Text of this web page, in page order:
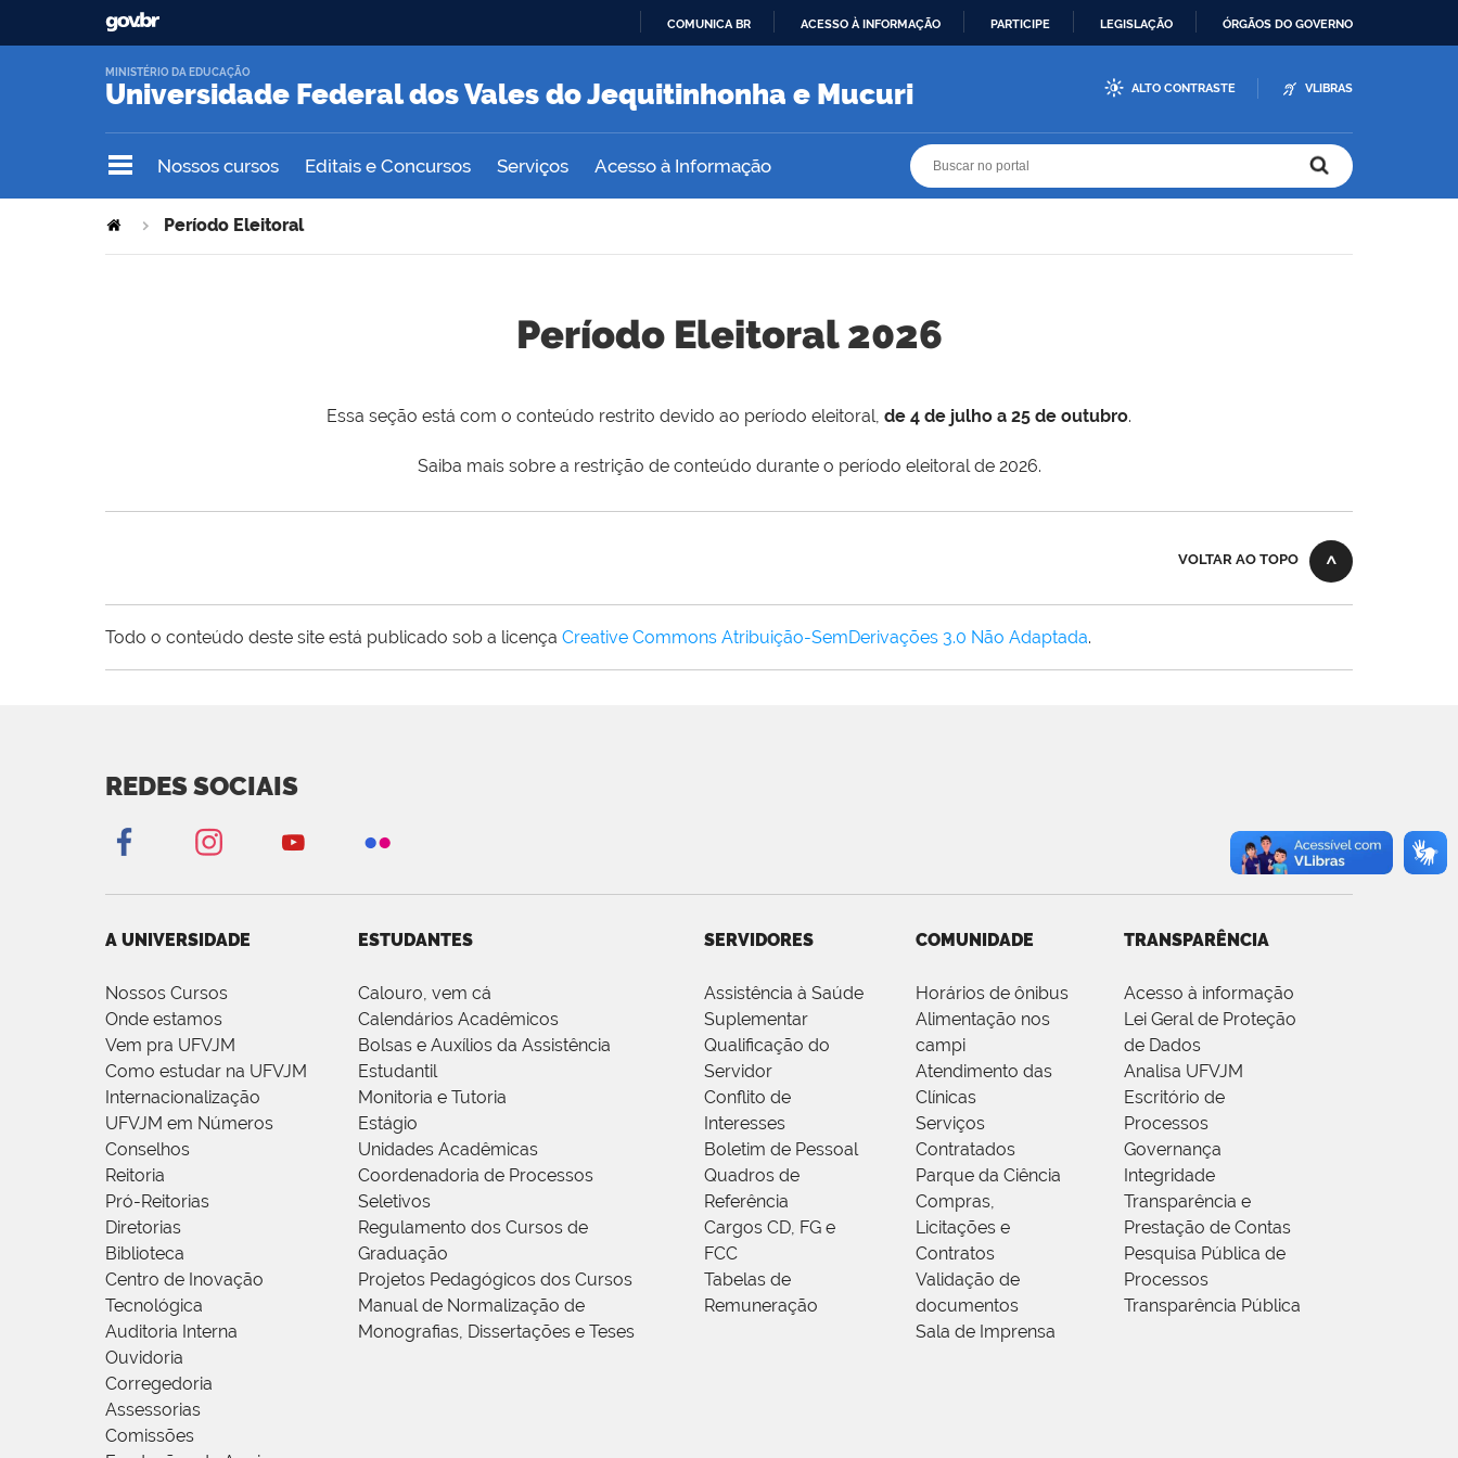
O
COMUNICA BR ACESSO À INFORMAÇÃO PARTICIPE LEGISLAÇÃO ÓRGÃOS DO GOVERNO
Universidade Federal dos Vales do Jequitinhonha e Mucuri
MINISTÉRIO DA EDUCAÇÃO
ALTO CONTRASTE VLIBRAS
Nossos cursos Editais e Concursos Serviços Acesso à Informação
Período Eleitoral
Período Eleitoral 2026
Essa seção está com o conteúdo restrito devido ao período eleitoral, de 4 de julho a 25 de outubro.
Saiba mais sobre a restrição de conteúdo durante o período eleitoral de 2026.
VOLTAR AO TOPO
Todo o conteúdo deste site está publicado sob a licença Creative Commons Atribuição-SemDerivações 3.0 Não Adaptada.
REDES SOCIAIS
A UNIVERSIDADE
Nossos Cursos
Onde estamos
Vem pra UFVJM
Como estudar na UFVJM
Internacionalização
UFVJM em Números
Conselhos
Reitoria
Pró-Reitorias
Diretorias
Biblioteca
Centro de Inovação
Tecnológica
Auditoria Interna
Ouvidoria
Corregedoria
Assessorias
Comissões
ESTUDANTES
Calouro, vem cá
Calendários Acadêmicos
Bolsas e Auxílios da Assistência
Estudantil
Monitoria e Tutoria
Estágio
Unidades Acadêmicas
Coordenadoria de Processos
Seletivos
Regulamento dos Cursos de
Graduação
Projetos Pedagógicos dos Cursos
Manual de Normalização de
Monografias, Dissertações e Teses
SERVIDORES
Assistência à Saúde
Suplementar
Qualificação do
Servidor
Conflito de
Interesses
Boletim de Pessoal
Quadros de
Referência
Cargos CD, FG e
FCC
Tabelas de
Remuneração
COMUNIDADE
Horários de ônibus
Alimentação nos
campi
Atendimento das
Clínicas
Serviços
Contratados
Parque da Ciência
Compras,
Licitações e
Contratos
Validação de
documentos
Sala de Imprensa
TRANSPARÊNCIA
Acesso à informação
Lei Geral de Proteção
de Dados
Analisa UFVJM
Escritório de
Processos
Governança
Integridade
Transparência e
Prestação de Contas
Pesquisa Pública de
Processos
Transparência Pública